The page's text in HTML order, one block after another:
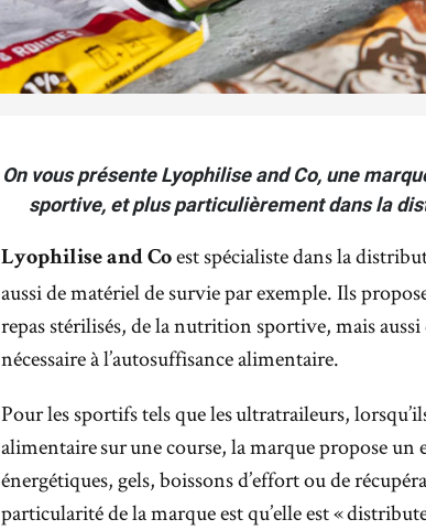
On vous présente Lyophilise and Co, une
sportive, et plus particulièrement dans la
Lyophilise and Co est spécialiste dans la
aussi de matériel de survie par exemple. Ils
repas stérilisés, de la nutrition sportive, mais
nécessaire à l’autosuffisance alimentaire.
Pour les sportifs tels que lesultratraileurs,
alimentairesurune course, la marque propose un
énergétiques, gels, boissons d’effort ou de
particularité de la marque est qu’elle est «